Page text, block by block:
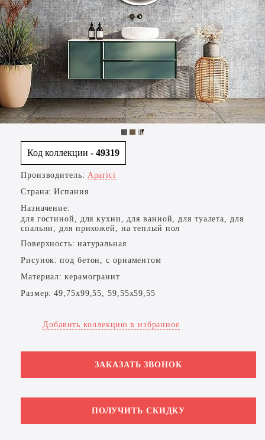
Код коллекции - 49319
Производитель: Aparici
Страна: Испания
Назначение:
для гостиной, для кухни, для ванной, для туалета, для
спальни, для прихожей, на теплый пол
Поверхность: натуральная
Рисунок: под бетон, с орнаментом
Материал: керамогранит
Размер: 49,75x99,55, 59,55x59,55
Добавить коллекцию в избранное
ЗАКАЗАТЬ ЗВОНОК
ПОЛУЧИТЬ СКИДКУ